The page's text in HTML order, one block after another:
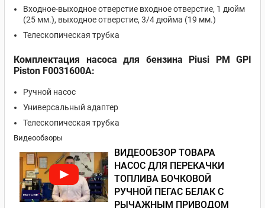
Входное-выходное отверстие входное отверстие, 1 дюйм
(25 мм.), выходное отверстие, 3/4 дюйма (19 мм.)
Телескопическая трубка
Комплектация насоса для бензина Piusi PM GPI
Piston F0031600А:
Ручной насос
Универсальный адаптер
Телескопическая трубка
Видеообзоры
ВИДЕООБЗОР ТОВАРА
НАСОС ДЛЯ ПЕРЕКАЧКИ
ТОПЛИВА БОЧКОВОЙ
РУЧНОЙ ПЕГАС БЕЛАК С
РЫЧАЖНЫМ ПРИВОДОМ